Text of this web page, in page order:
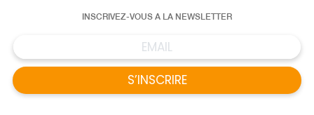
INSCRIVEZ-VOUS A LA NEWSLETTER
S’INSCRIRE